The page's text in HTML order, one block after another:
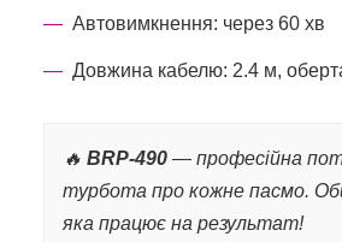
Автовимкнення: через 60 хв
Довжина кабелю: 2.4 м,
🔥 BRP-490 — професійна
турбота про кожне пасмо.
яка працює на результат!